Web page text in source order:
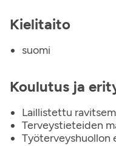
Kielitaito
suomi
Koulutus ja
Laillistettu
Terveystieteiden
Työterveyshuollon